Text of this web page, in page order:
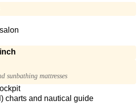
sunbathing mattresses
charts and nautical guide